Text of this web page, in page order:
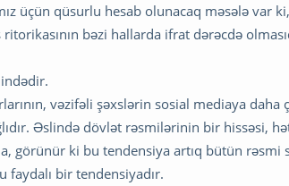
üçün qüsurlu hesab olunacaq məsələ var
bəzi hallarda ifrat dərəcdə
vəzifəli şəxslərin sosial mediaya daha
Əslində dövlət rəsmilərinin bir hissəsi,
görünür ki bu tendensiya artıq bütün rəsmi
bir tendensiyadır.